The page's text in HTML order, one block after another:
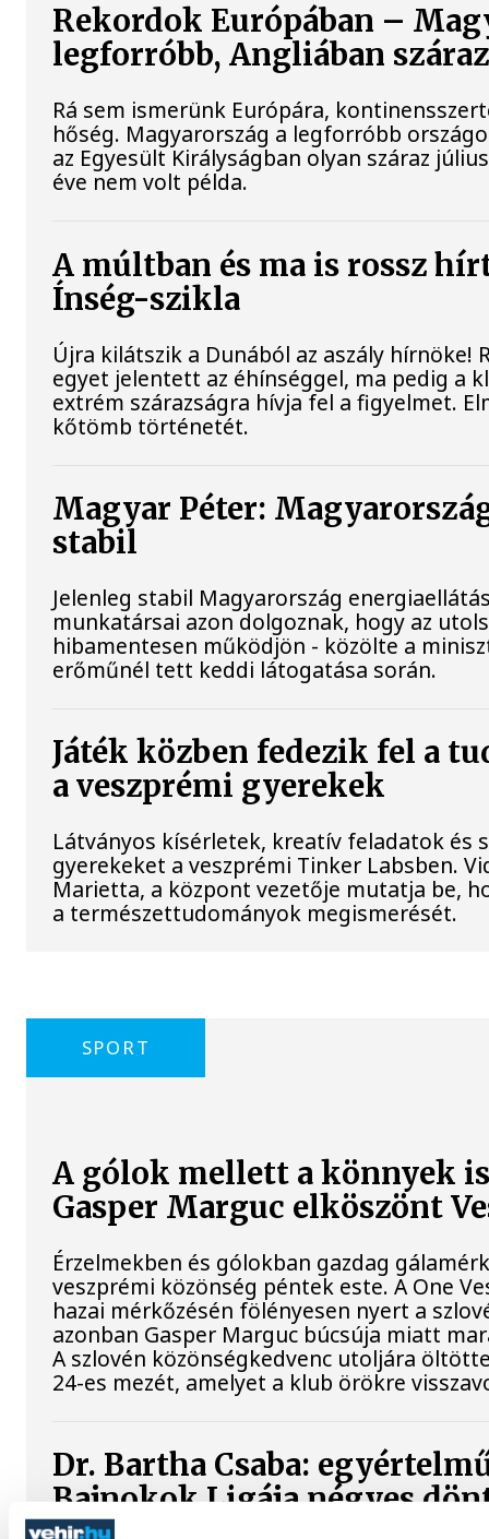
Rekordok Európában –
legforróbb, Angliában
Rá sem ismerünk Európára,
hőség. Magyarország a legforróbb
az Egyesült Királyságban olyan száraz
éve nem volt példa.
A múltban és ma is rossz
Ínség-szikla
Újra kilátszik a Dunából az aszály hírnöke!
egyet jelentett az éhínséggel, ma pedig a
extrém szárazságra hívja fel a figyelmet.
kőtömb történetét.
Magyar Péter:
stabil
Jelenleg stabil Magyarország
munkatársai azon dolgoznak, hogy az
hibamentesen működjön - közölte a
erőműnél tett keddi látogatása során.
Játék közben fedezik fel a
a veszprémi gyerekek
Látványos kísérletek, kreatív feladatok és
gyerekeket a veszprémi Tinker Labsben.
Marietta, a központ vezetője mutatja be,
a természettudományok megismerését.
SPORT
A gólok mellett a könnyek
Gasper Marguc elköszönt
Érzelmekben és gólokban gazdag
veszprémi közönség péntek este. A One
hazai mérkőzésén fölényesen nyert a
azonban Gasper Marguc búcsúja miatt
A szlovén közönségkedvenc utoljára
24-es mezét, amelyet a klub örökre
Dr. Bartha Csaba:
Bajnokok Ligája négyes